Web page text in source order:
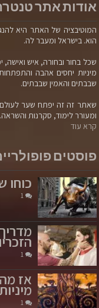
אודות אתר
המוטיבציה של האתר היא
הוא. בישראל ומעבר לה.
שכל בחור ובחורה, איש
מיניות יחסים אהבה
שבבתים והאמין שבבתים.
שאתר זה זה יפתח שער לעולם
ומעורר לימוד, סקרנות והשראה.
קרא עוד
פוסטים
כוחו
1
1
אז
1